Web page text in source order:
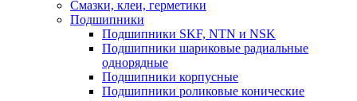
Смазки, клеи, герметики
Подшипники
Подшипники SKF, NTN и NSK
Подшипники шариковые радиальные
однорядные
Подшипники корпусные
Подшипники роликовые конические